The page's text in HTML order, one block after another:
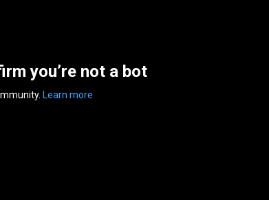
you’re not a bot
Learn more